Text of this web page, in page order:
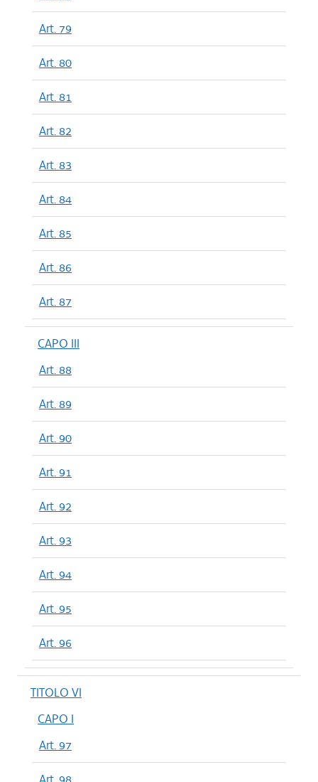
Art. 79
Art. 80
Art. 81
Art. 82
Art. 83
Art. 84
Art. 85
Art. 86
Art. 87
CAPO III
Art. 88
Art. 89
Art. 90
Art. 91
Art. 92
Art. 93
Art. 94
Art. 95
Art. 96
TITOLO VI
CAPO I
Art. 97